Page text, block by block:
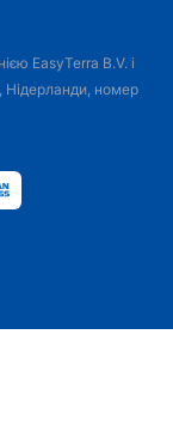
EasyTerra B.V. і
Нідерланди, номер